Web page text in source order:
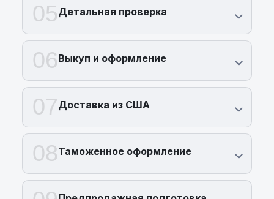
05Детальная проверка
06Выкуп и оформление
07Доставка из США
08Таможенное оформление